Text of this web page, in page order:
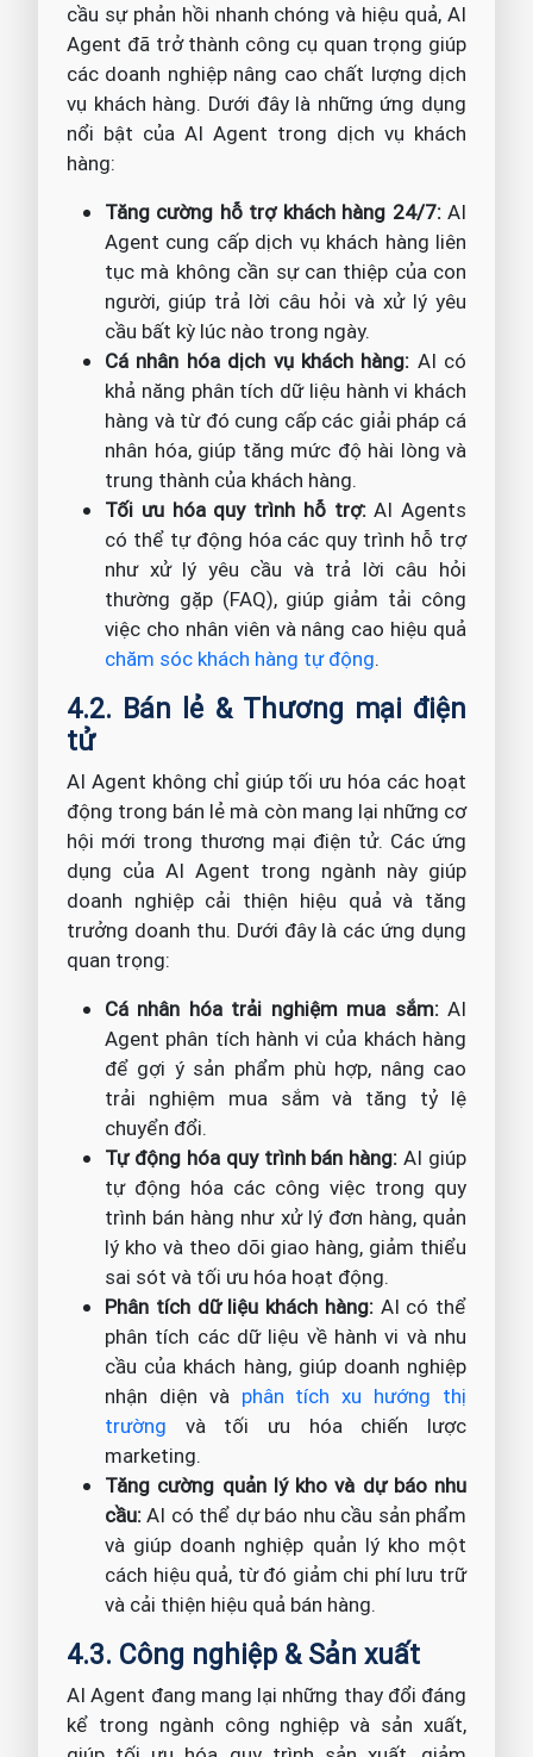
cầu sự phản hồi nhanh chóng và hiệu quả, AI
Agent đã trở thành công cụ quan trọng giúp
các doanh nghiệp nâng cao chất lượng dịch
vụ khách hàng. Dưới đây là những ứng dụng
nổi bật của AI Agent trong dịch vụ khách
hàng:
Tăng cường hỗ trợ khách hàng 24/7:AI
Agent cung cấp dịch vụ khách hàng liên
tục mà không cần sự can thiệp của con
người, giúp trả lời câu hỏi và xử lý yêu
cầu bất kỳ lúc nào trong ngày.
Cá nhân hóa dịch vụ khách hàng: AI có
khả năng phân tích dữ liệu hành vi khách
hàng và từ đó cung cấp các giải pháp cá
nhân hóa, giúp tăng mức độ hài lòng và
trung thành của khách hàng.
Tối ưu hóa quy trình hỗ trợ:AI Agents
có thể tự động hóa các quy trình hỗ trợ
như xử lý yêu cầu và trả lời câu hỏi
thường gặp (FAQ), giúp giảm tải công
việc cho nhân viên và nâng cao hiệu quả
chăm sóc khách hàng tự động.
4.2. Bán lẻ & Thương mại điện
tử
AI Agent không chỉ giúp tối ưu hóa các hoạt
động trong bán lẻ mà còn mang lại những cơ
hội mới trong thương mại điện tử. Các ứng
dụng của AI Agent trong ngành này giúp
doanh nghiệp cải thiện hiệu quả và tăng
trưởng doanh thu. Dưới đây là các ứng dụng
quan trọng:
Cá nhân hóa trải nghiệm mua sắm:AI
Agent phân tích hành vi của khách hàng
để gợi ý sản phẩm phù hợp, nâng cao
trải nghiệm mua sắm và tăng tỷ lệ
chuyển đổi.
Tự động hóa quy trình bán hàng: AI giúp
tự động hóa các công việc trong quy
trình bán hàng như xử lý đơn hàng, quản
lý kho và theo dõi giao hàng, giảm thiểu
sai sót và tối ưu hóa hoạt động.
Phân tích dữ liệu khách hàng:AI có thể
phân tích các dữ liệu về hành vi và nhu
cầu của khách hàng, giúp doanh nghiệp
nhận diện và phân tích xu hướng thị
trường và tối ưu hóa chiến lược
marketing.
Tăng cường quản lý kho và dự báo nhu
cầu:AI có thể dự báo nhu cầu sản phẩm
và giúp doanh nghiệp quản lý kho một
cách hiệu quả, từ đó giảm chi phí lưu trữ
và cải thiện hiệu quả bán hàng.
4.3. Công nghiệp & Sản xuất
AI Agent đang mang lại những thay đổi đáng
kể trong ngành công nghiệp và sản xuất,